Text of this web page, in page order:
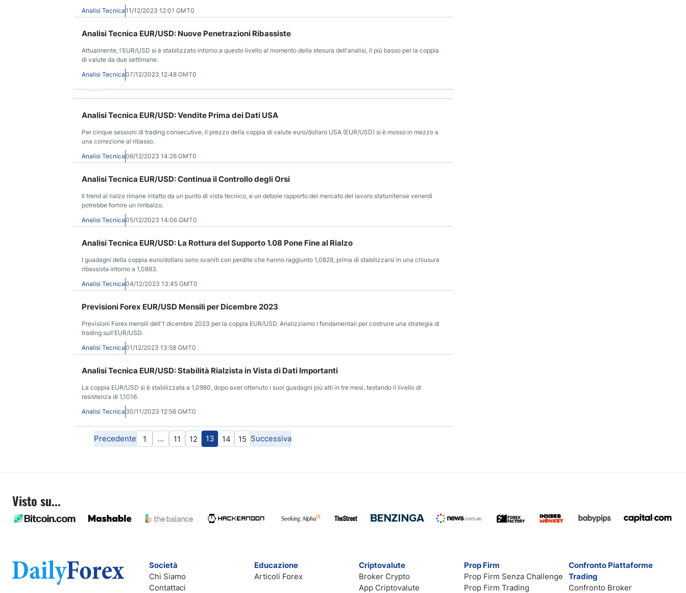
Analisi Tecnica11/12/2023 12:01 GMT0
Analisi Tecnica EUR/USD: Nuove Penetrazioni Ribassiste
Attualmente, l'EUR/USD si è stabilizzato intorno a questo livello al momento della stesura dell'analisi, il più basso per la coppia
di valute da due settimane.
Analisi Tecnica07/12/2023 12:48 GMT0
Annuncio
Analisi Tecnica EUR/USD: Vendite Prima dei Dati USA
Per cinque sessioni di trading consecutive, il prezzo della coppia di valute euro/dollaro USA (EUR/USD) si è mosso in mezzo a
una correzione al ribasso.
Analisi Tecnica06/12/2023 14:26 GMT0
Analisi Tecnica EUR/USD: Continua il Controllo degli Orsi
Il trend al rialzo rimane intatto da un punto di vista tecnico, e un debole rapporto del mercato del lavoro statunitense venerdì
potrebbe fornire un rimbalzo.
Analisi Tecnica05/12/2023 14:06 GMT0
Analisi Tecnica EUR/USD: La Rottura del Supporto 1.08 Pone Fine al Rialzo
I guadagni della coppia euro/dollaro sono svaniti con perdite che hanno raggiunto 1,0828, prima di stabilizzarsi in una chiusura
ribassista intorno a 1,0883.
Analisi Tecnica04/12/2023 13:45 GMT0
Previsioni Forex EUR/USD Mensili per Dicembre 2023
Previsioni Forex mensili dell'1 dicembre 2023 per la coppia EUR/USD. Analizziamo i fondamentali per costruire una strategia di
trading sull'EUR/USD.
Analisi Tecnica01/12/2023 13:58 GMT0
Analisi Tecnica EUR/USD: Stabilità Rialzista in Vista di Dati Importanti
La coppia EUR/USD si è stabilizzata a 1,0980, dopo aver ottenuto i suoi guadagni più alti in tre mesi, testando il livello di
resistenza di 1,1016.
Analisi Tecnica 30/11/2023 12:56 GMT0
Precedente 1 … 11 12 13 14 15 Successiva
Visto su...
Società
Chi Siamo
Contattaci
Educazione
Articoli Forex
Criptovalute
Broker Crypto
App Criptovalute
Prop Firm
Prop Firm Senza Challenge
Prop Firm Trading
Confronto Piattaforme
Trading
Confronto Broker